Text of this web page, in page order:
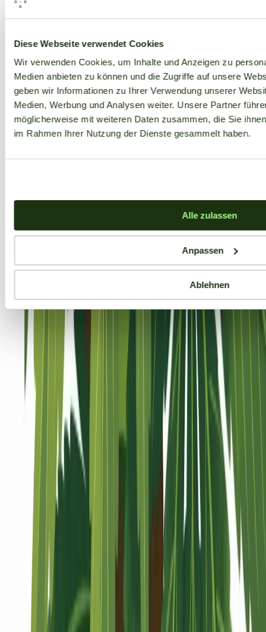
Diese Webseite verwendet Cookies
Wir verwenden Cookies, um Inhalte und Anzeigen zu
Medien anbieten zu können und die Zugriffe auf unsere
geben wir Informationen zu Ihrer Verwendung unserer
Medien, Werbung und Analysen weiter. Unsere Partner
möglicherweise mit weiteren Daten zusammen, die Sie
im Rahmen Ihrer Nutzung der Dienste gesammelt haben.
Alle zulassen
Anpassen
Ablehnen
Seedbanks